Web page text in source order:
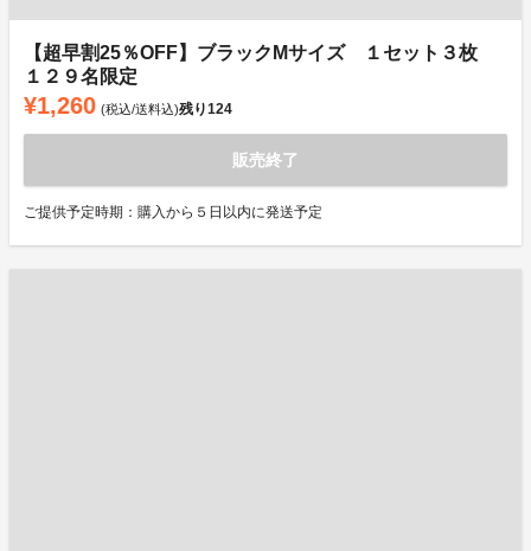
【超早割25％OFF】ブラックMサイズ １セット３枚
１２９名限定
¥1,260 (税込/送料込)残り124
販売終了
ご提供予定時期：購入から５日以内に発送予定